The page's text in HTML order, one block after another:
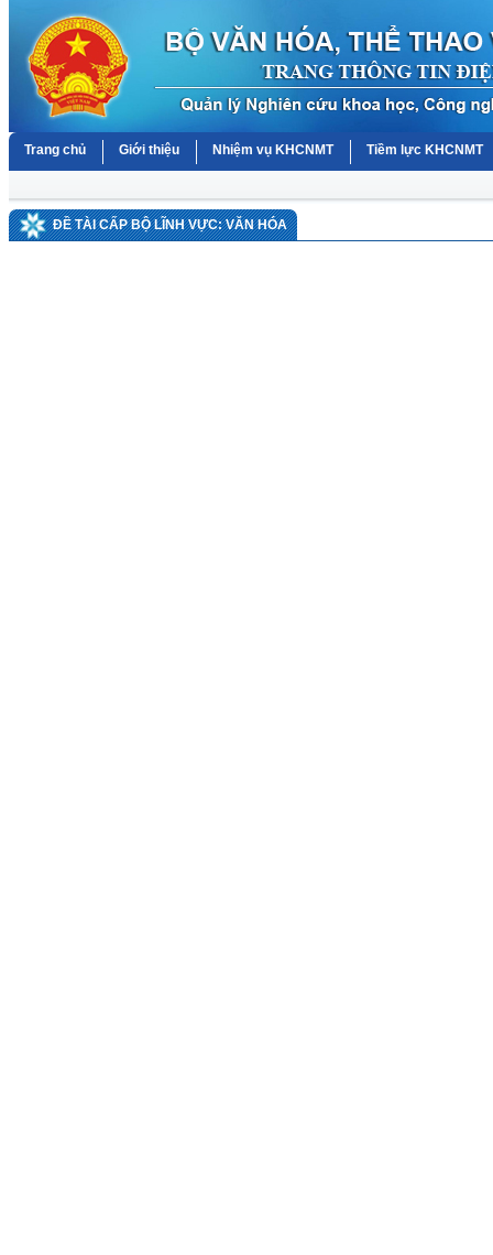
Trang chủ Giới thiệu Nhiệm vụ KHCNMT Tiềm lực KHCNMT
ĐỀ TÀI CẤP BỘ LĨNH VỰC: VĂN HÓA